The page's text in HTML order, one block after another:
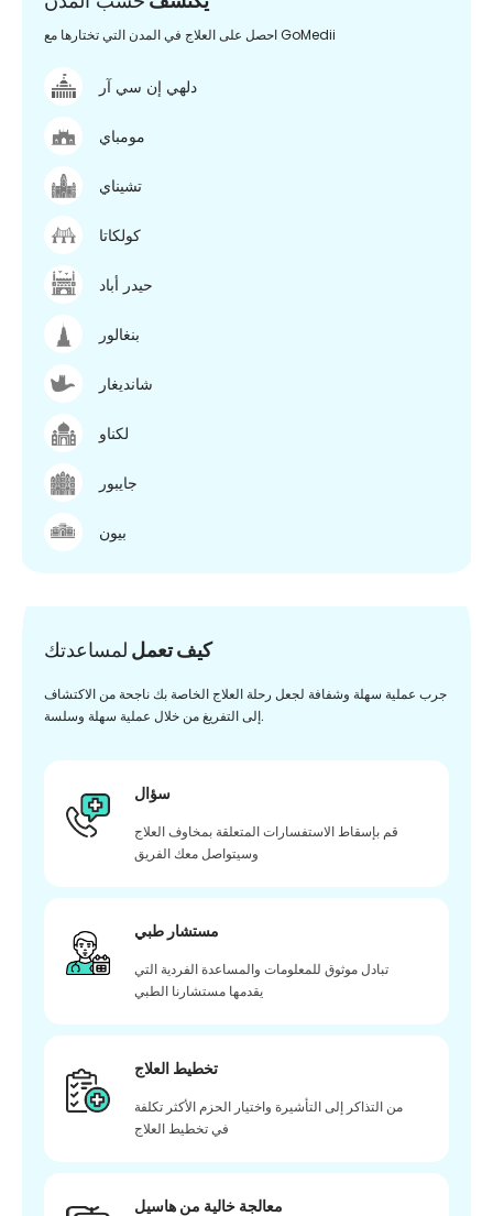
احصل على العلاج في المدن التي تختارها مع GoMedii
دلهي إن سي آر
مومباي
تشيناي
كولكاتا
حيدر أباد
بنغالور
شانديغار
لكناو
جايبور
بيون
كيف تعمل لمساعدتك
جرب عملية سهلة وشفافة لجعل رحلة العلاج الخاصة بك ناجحة من الاكتشاف
إلى التفريغ من خلال عملية سهلة وسلسة.
سؤال
قم بإسقاط الاستفسارات المتعلقة بمخاوف العلاج
وسيتواصل معك الفريق
مستشار طبي
تبادل موثوق للمعلومات والمساعدة الفردية التي
يقدمها مستشارنا الطبي
تخطيط العلاج
من التذاكر إلى التأشيرة واختيار الحزم الأكثر تكلفة
في تخطيط العلاج
معالجة خالية من هاسيل